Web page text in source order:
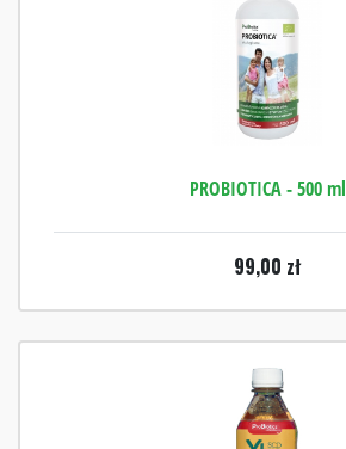
PROBIOTICA - 500 ml
99,00 zł